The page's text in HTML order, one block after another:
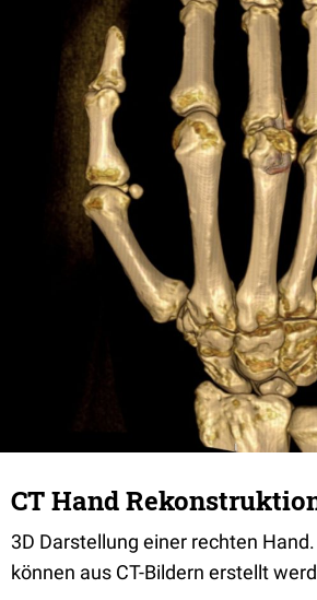
CT Hand
3D Darstellung einer rechten
können aus CT-Bildern erstellt